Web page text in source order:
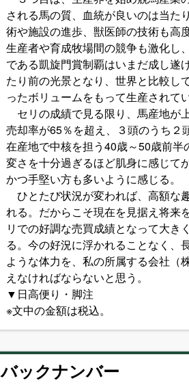
される馬の質、血統が良いのは当た
術や施設の進歩、獣医師の技術も高
生産者や育成牧場間の競争も激化し
である凱旋門賞制覇はいまだ成し遂
たり前の光景となり、世界と比較し
ったボリュームをもって生産されて
セリの成績で見る限り、馬産地が
売却率が65％を超え、３頭のうち２
在産地で中核を担う40歳～50歳前
変さを十分過ぎるほど肌身に感じて
かつ手堅い方も多いように感じる。
ひとたび状況が変われば、高額な
れる。だからこそ現在を見据え将来
リでの好調な売買成績となって大き
る。今の好況に浮かれることなく、
ような体力を、私の所属する会社（
えなければならないと思う。
▼日高便り・脚注
※文中の金額は税込。
バックナンバー